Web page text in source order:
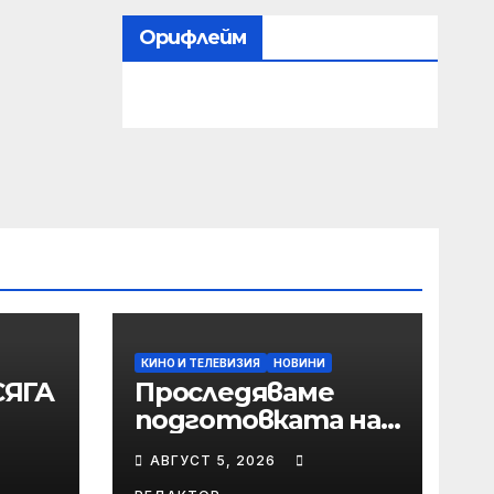
Орифлейм
КИНО И ТЕЛЕВИЗИЯ НОВИНИ
Проследяваме
подготовката на
„Сиатъл Сийхоукс“
в HBO Max
АВГУСТ 5, 2026